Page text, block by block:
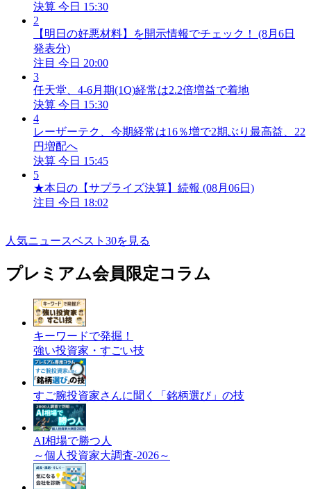
決算 今日 15:30
2
【明日の好悪材料】を開示情報でチェック！ (8月6日
発表分)
注目 今日 20:00
3
任天堂、4-6月期(1Q)経常は2.2倍増益で着地
決算 今日 15:30
4
レーザーテク、今期経常は16％増で2期ぶり最高益、22
円増配へ
決算 今日 15:45
5
★本日の【サプライズ決算】続報 (08月06日)
注目 今日 18:02
人気ニュースベスト30を見る
プレミアム会員限定コラム
キーワードで発掘！
強い投資家・すごい技
すご腕投資家さんに聞く「銘柄選び」の技
AI相場で勝つ人
～個人投資家大調査-2026～